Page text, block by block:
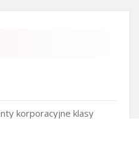
korporacyjne klasy